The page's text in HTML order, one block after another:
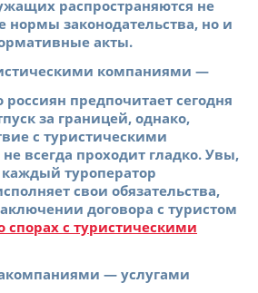
распространяются не
нормы законодательства, но и
акты.
компаниями —
предпочитает сегодня
за границей, однако,
с туристическими
всегда проходит гладко. Увы,
туроператор
свои обязательства,
договора с туристом
спорах с туристическими
— услугами